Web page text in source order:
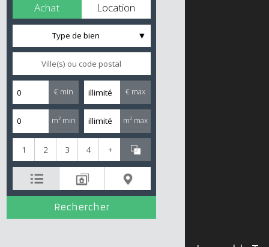
Achat Location
Type de bien
€ min € max
m² min m² max
1 2 3 4 +